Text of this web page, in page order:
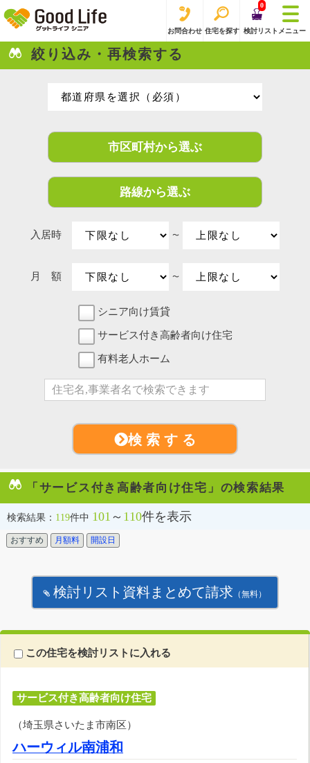
お問合わせ 住宅を探す
0
検討リスト メニュー
絞り込み・再検索する
市区町村から選ぶ
路線から選ぶ
入居時 〜
月 額 〜
シニア向け賃貸
サービス付き高齢者向け住宅
有料老人ホーム
検 索 す る
「サービス付き高齢者向け住宅」の検索結果
検索結果： 119件中 101 ～ 110件を表示
おすすめ 月額料 開設日
検討リスト資料まとめて請求 （無料）
この住宅を検討リストに入れる
サービス付き高齢者向け住宅
（埼玉県さいたま市南区）
ハーウィル南浦和